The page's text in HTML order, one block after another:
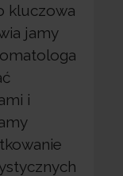
kluczowa
jamy
i